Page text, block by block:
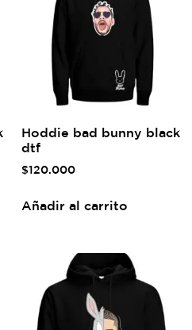
Hoddie bad bunny black
dtf
$120.000
Añadir al carrito